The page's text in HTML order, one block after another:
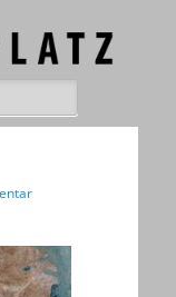
am Platz